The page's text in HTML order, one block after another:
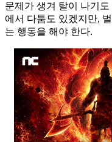
문제가 생겨 탈이 나기
에서 다툼도 있겠지만,
는 행동을 해야 한다.